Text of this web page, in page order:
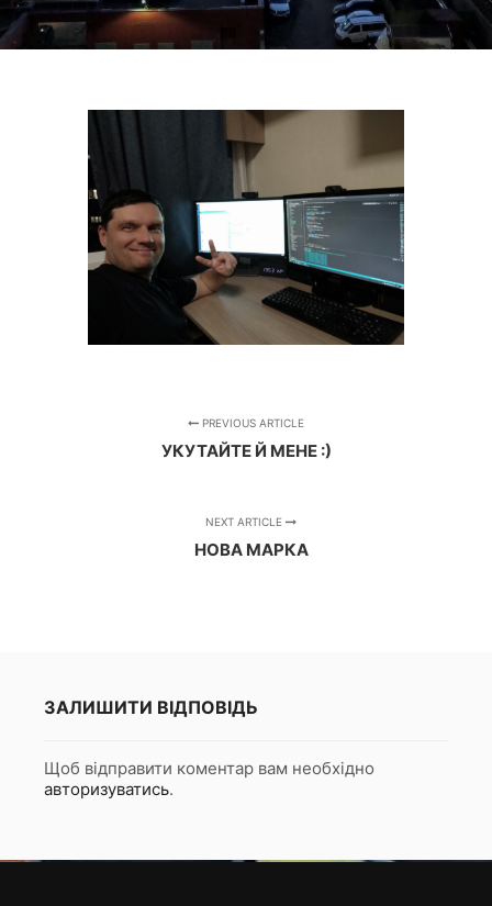
PREVIOUS ARTICLE
УКУТАЙТЕ Й МЕНЕ :)
NEXT ARTICLE
НОВА МАРКА
ЗАЛИШИТИ ВІДПОВІДЬ
Щоб відправити коментар вам необхідно
авторизуватись.